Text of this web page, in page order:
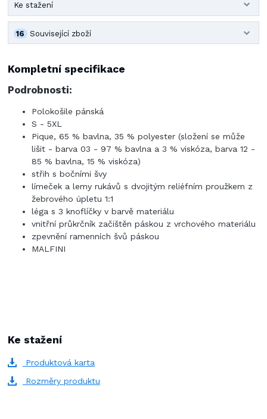
Ke stažení
Související zboží
16
Kompletní specifikace
Podrobnosti:
Polokošile pánská
S - 5XL
Pique, 65 % bavlna, 35 % polyester (složení se může
lišit - barva 03 - 97 % bavlna a 3 % viskóza, barva 12 -
85 % bavlna, 15 % viskóza)
střih s bočními švy
límeček a lemy rukávů s dvojitým reliéfním proužkem z
žebrového úpletu 1:1
léga s 3 knoflíčky v barvě materiálu
vnitřní průkrčník začištěn páskou z vrchového materiálu
zpevnění ramenních švů páskou
MALFINI
Ke stažení
Produktová karta
Rozměry produktu